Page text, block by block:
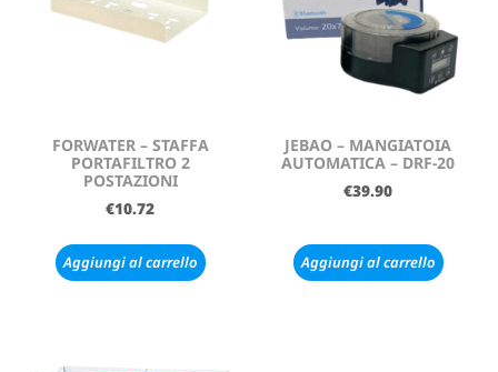
FORWATER – STAFFA
PORTAFILTRO 2
POSTAZIONI
€10.72
Aggiungi al carrello
JEBAO – MANGIATOIA
AUTOMATICA – DRF-20
€39.90
Aggiungi al carrello